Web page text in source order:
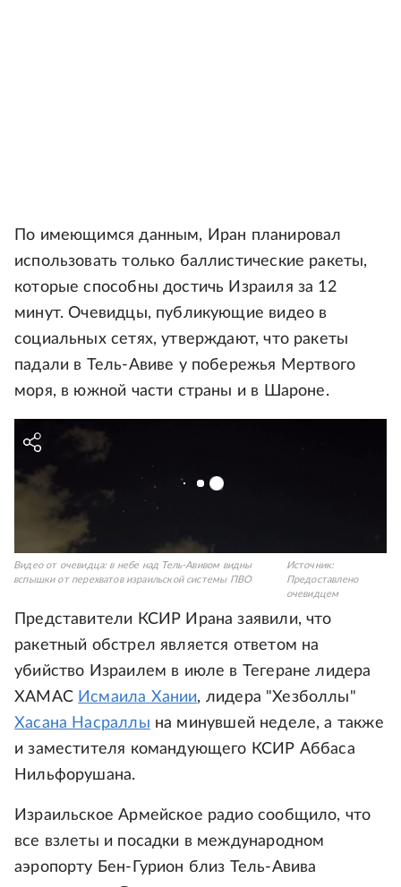
По имеющимся данным, Иран планировал
использовать только баллистические ракеты,
которые способны достичь Израиля за 12
минут. Очевидцы, публикующие видео в
социальных сетях, утверждают, что ракеты
падали в Тель-Авиве у побережья Мертвого
моря, в южной части страны и в Шароне.
Видео от очевидца: в небе над Тель-Авивом видны
вспышки от перехватов израильской системы ПВО
Источник:
Предоставлено
очевидцем
Представители КСИР Ирана заявили, что
ракетный обстрел является ответом на
убийство Израилем в июле в Тегеране лидера
ХАМАС Исмаила Хании, лидера "Хезболлы"
Хасана Насраллы на минувшей неделе, а также
и заместителя командующего КСИР Аббаса
Нильфорушана.
Израильское Армейское радио сообщило, что
все взлеты и посадки в международном
аэропорту Бен-Гурион близ Тель-Авива